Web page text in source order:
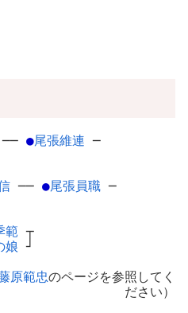
── ●尾張維連 ─
── ●尾張員職 ─
範 ┬
娘 ┘
原範忠のページを参照してく
ださい）